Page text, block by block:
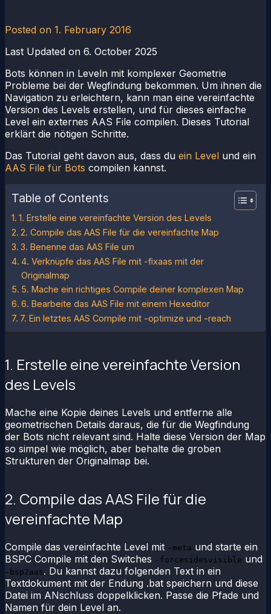
Posted on 1. February 2016
Last Updated on 6. October 2025
Bots können in Leveln mit komplexer Geometrie
Probleme bei der Wegfindung bekommen. Um ihnen die
Navigation zu erleichtern, kann man eine vereinfachte
Version des Levels erstellen, und für dieses einfache
Level ein externes AAS File compilen. Dieses Tutorial
erklärt die nötigen Schritte.
Das Tutorial geht davon aus, dass du ein Level und ein
AAS File für Bots compilen kannst.
Table of Contents
1. Erstelle eine vereinfachte Version des Levels
2. Compile das AAS File für die vereinfachte Map
3. Benenne das AAS File um
4. Verknüpfe das AAS File mit -fixaas mit der
Originalmap
5. Mache ein richtiges Compile deiner komplexen Map
6. Bearbeite das AAS File mit einem Hexeditor
7. Ein letztes AAS Compile mit -optimize und -reach
1. Erstelle eine vereinfachte Version
des Levels
Mache eine Kopie deines Levels und entferne alle
geometrischen Details daraus, die für die Wegfindung
der Bots nicht relevant sind. Halte diese Version der Map
so simpel wie möglich, aber behalte die groben
Strukturen der Originalmap bei.
2. Compile das AAS File für die
vereinfachte Map
Compile das vereinfachte Level mit -meta und starte ein
BSPC Compile mit den Switches -forcesidesvisible und
-bsp2aas . Du kannst dazu folgenden Text in ein
Textdokument mit der Endung .bat speichern und diese
Datei im ANschluss doppelklicken. Passe die Pfade und
Namen für dein Level an.